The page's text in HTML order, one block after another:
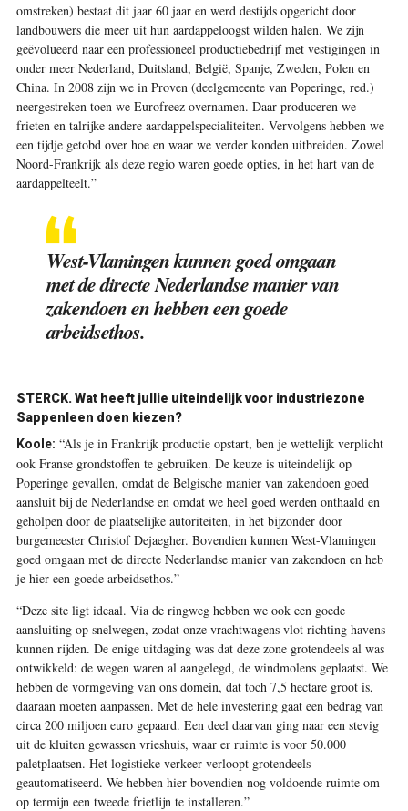
omstreken) bestaat dit jaar 60 jaar en werd destijds opgericht door
landbouwers die meer uit hun aardappeloogst wilden halen. We zijn
geëvolueerd naar een professioneel productiebedrijf met vestigingen in
onder meer Nederland, Duitsland, België, Spanje, Zweden, Polen en
China. In 2008 zijn we in Proven (deelgemeente van Poperinge, red.)
neergestreken toen we Eurofreez overnamen. Daar produceren we
frieten en talrijke andere aardappelspecialiteiten. Vervolgens hebben we
een tijdje getobd over hoe en waar we verder konden uitbreiden. Zowel
Noord-Frankrijk als deze regio waren goede opties, in het hart van de
aardappelteelt.”
West-Vlamingen kunnen goed omgaan
met de directe Nederlandse manier van
zakendoen en hebben een goede
arbeidsethos.
STERCK. Wat heeft jullie uiteindelijk voor industriezone
Sappenleen doen kiezen?
Koole: “Als je in Frankrijk productie opstart, ben je wettelijk verplicht
ook Franse grondstoffen te gebruiken. De keuze is uiteindelijk op
Poperinge gevallen, omdat de Belgische manier van zakendoen goed
aansluit bij de Nederlandse en omdat we heel goed werden onthaald en
geholpen door de plaatselijke autoriteiten, in het bijzonder door
burgemeester Christof Dejaegher. Bovendien kunnen West-Vlamingen
goed omgaan met de directe Nederlandse manier van zakendoen en heb
je hier een goede arbeidsethos.”
“Deze site ligt ideaal. Via de ringweg hebben we ook een goede
aansluiting op snelwegen, zodat onze vrachtwagens vlot richting havens
kunnen rijden. De enige uitdaging was dat deze zone grotendeels al was
ontwikkeld: de wegen waren al aangelegd, de windmolens geplaatst. We
hebben de vormgeving van ons domein, dat toch 7,5 hectare groot is,
daaraan moeten aanpassen. Met de hele investering gaat een bedrag van
circa 200 miljoen euro gepaard. Een deel daarvan ging naar een stevig
uit de kluiten gewassen vrieshuis, waar er ruimte is voor 50.000
paletplaatsen. Het logistieke verkeer verloopt grotendeels
geautomatiseerd. We hebben hier bovendien nog voldoende ruimte om
op termijn een tweede frietlijn te installeren.”